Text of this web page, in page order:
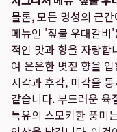
물론, 모든 명성의 근
메뉴인 '짚불 우대갈비
적인 맛과 향을 자랑
여 은은한 볏짚 향을
시각과 후각, 미각을
같습니다. 부드러운 육
특유의 스모키한 풍미